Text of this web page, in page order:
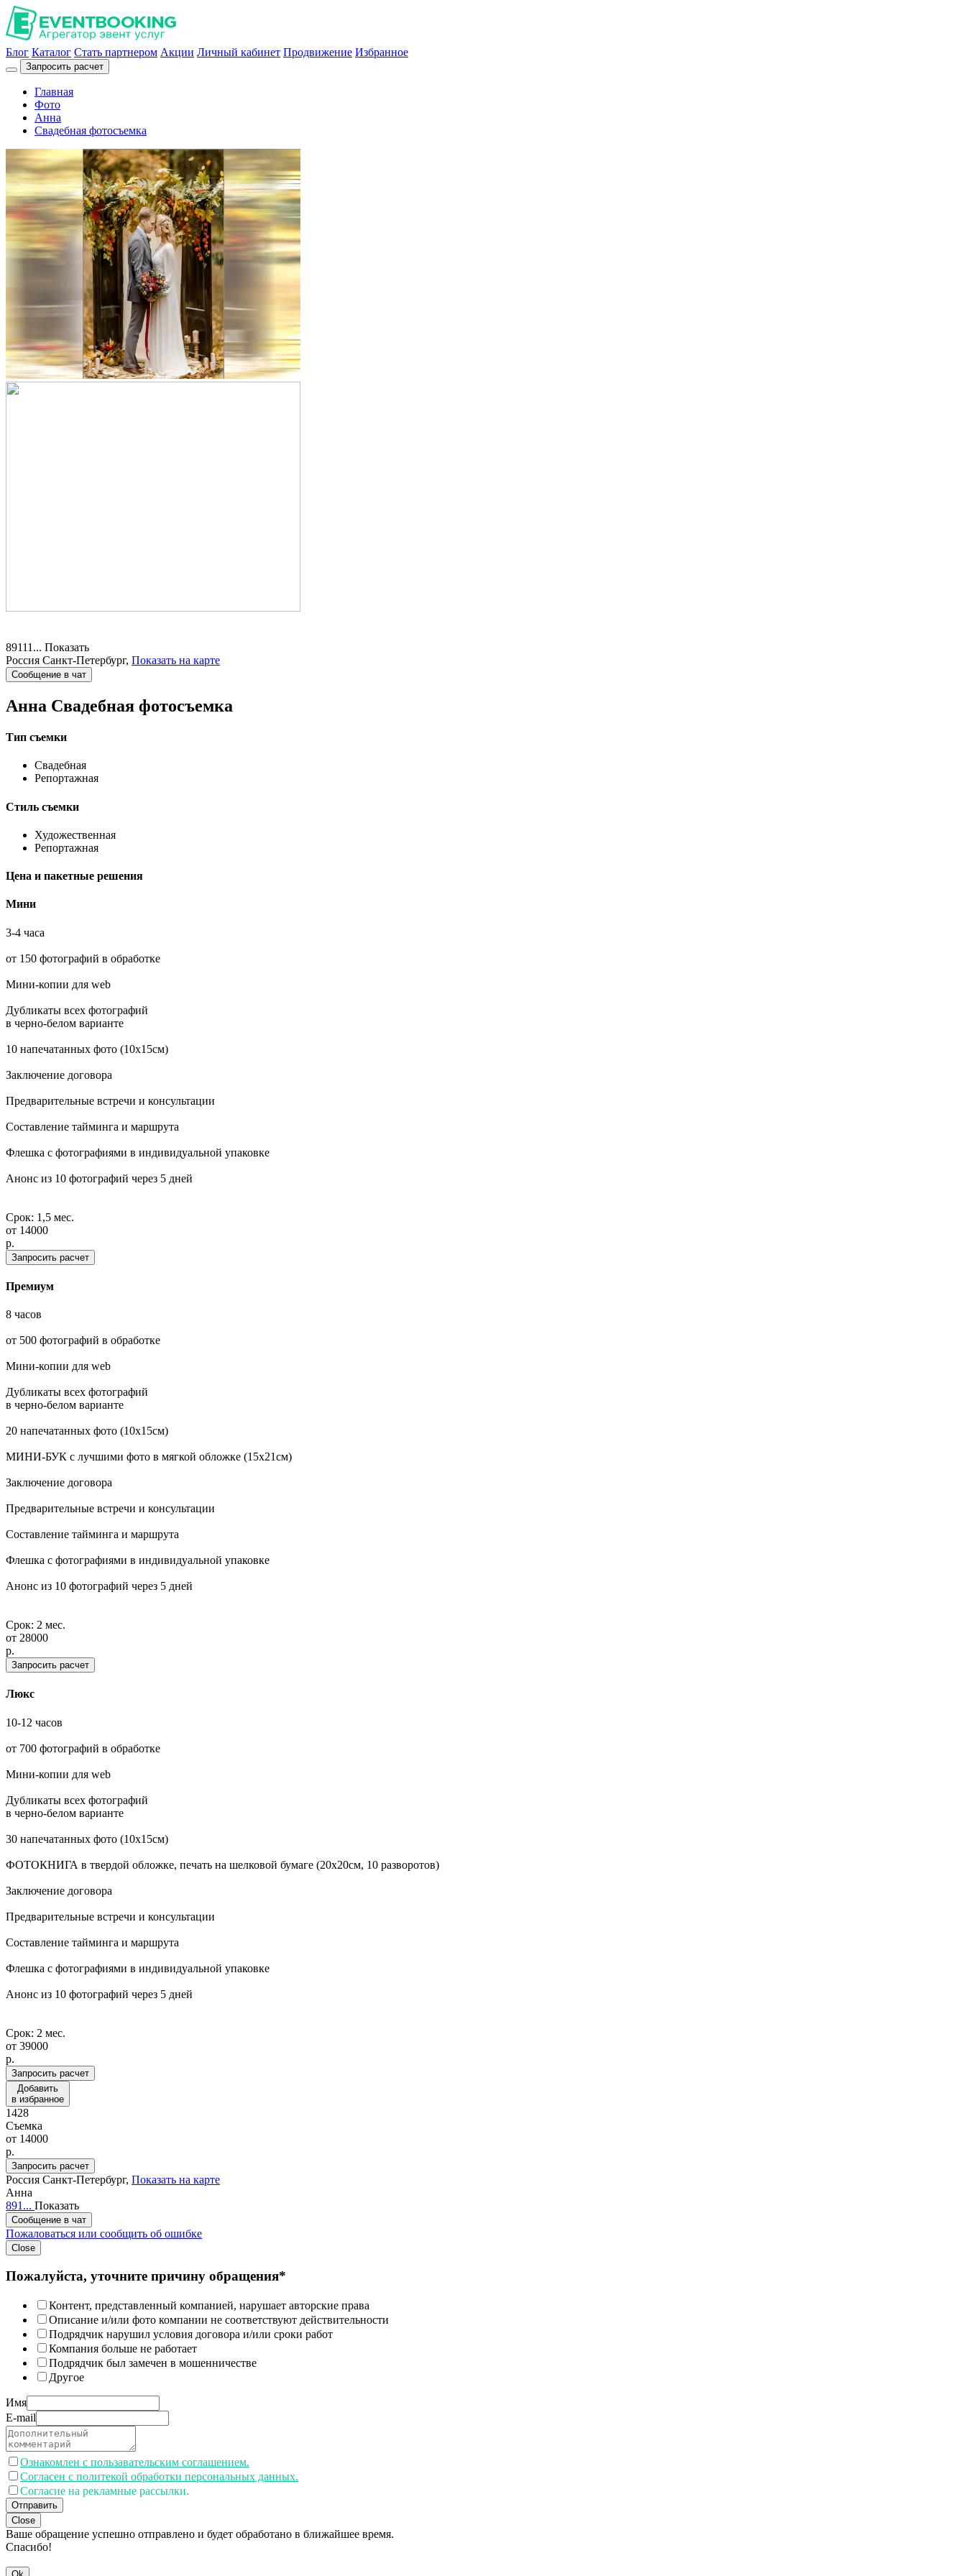
Блог Каталог Стать партнером Акции Личный кабинет Продвижение Избранное
Запросить расчет
Главная
Фото
Анна
Свадебная фотосъемка
89111... Показать
Россия Санкт-Петербург, Показать на карте
Сообщение в чат
Анна Свадебная фотосъемка
Тип съемки
Свадебная
Репортажная
Стиль съемки
Художественная
Репортажная
Цена и пакетные решения
Мини
3-4 часа
от 150 фотографий в обработке
Мини-копии для web
Дубликаты всех фотографий
в черно-белом варианте
10 напечатанных фото (10х15см)
Заключение договора
Предварительные встречи и консультации
Составление тайминга и маршрута
Флешка с фотографиями в индивидуальной упаковке
Анонс из 10 фотографий через 5 дней
Срок: 1,5 мес.
от 14000
p.
Запросить расчет
Премиум
8 часов
от 500 фотографий в обработке
Мини-копии для web
Дубликаты всех фотографий
в черно-белом варианте
20 напечатанных фото (10х15см)
МИНИ-БУК с лучшими фото в мягкой обложке (15х21см)
Заключение договора
Предварительные встречи и консультации
Составление тайминга и маршрута
Флешка с фотографиями в индивидуальной упаковке
Анонс из 10 фотографий через 5 дней
Срок: 2 мес.
от 28000
p.
Запросить расчет
Люкс
10-12 часов
от 700 фотографий в обработке
Мини-копии для web
Дубликаты всех фотографий
в черно-белом варианте
30 напечатанных фото (10х15см)
ФОТОКНИГА в твердой обложке, печать на шелковой бумаге (20х20см, 10 разворотов)
Заключение договора
Предварительные встречи и консультации
Составление тайминга и маршрута
Флешка с фотографиями в индивидуальной упаковке
Анонс из 10 фотографий через 5 дней
Срок: 2 мес.
от 39000
p.
Запросить расчет
Добавить
в избранное
1428
Съемка
от 14000
p.
Запросить расчет
Россия Санкт-Петербург, Показать на карте
Анна
891... Показать
Сообщение в чат
Пожаловаться или сообщить об ошибке
Close
Пожалуйста, уточните причину обращения*
Контент, представленный компанией, нарушает авторские права
Описание и/или фото компании не соответствуют действительности
Подрядчик нарушил условия договора и/или сроки работ
Компания больше не работает
Подрядчик был замечен в мошенничестве
Другое
Имя
E-mail
Ознакомлен с пользавательским соглашением.
Согласен с политекой обработки персональных данных.
Согласие на рекламные рассылки.
Отправить
Close
Ваше обращение успешно отправлено и будет обработано в ближайшее время.
Спасибо!